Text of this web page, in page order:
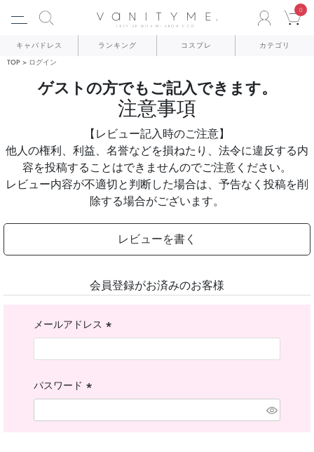
0
キャバドレス ランキング コスプレ カテゴリ
TOP ログイン
ゲストの方でもご記入できます。
注意事項
【レビュー記入時のご注意】
他人の権利、利益、名誉などを損ねたり、法令に違反する内
容を投稿することはできませんのでご注意ください。
レビュー内容が不適切と判断した場合は、予告なく投稿を削
除する場合がございます。
レビューを書く
会員登録がお済みのお客様
メールアドレス
(必
須)
パスワード
(必
須)